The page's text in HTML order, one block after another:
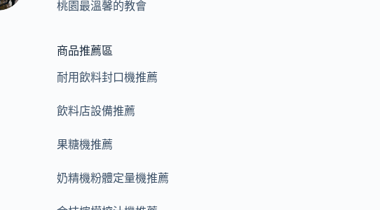
桃園最溫馨的教會
商品推薦區
耐用飲料封口機推薦
飲料店設備推薦
果糖機推薦
奶精機粉體定量機推薦